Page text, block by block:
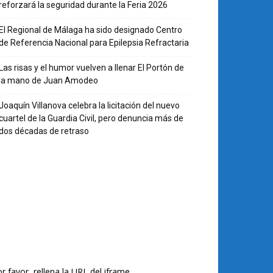
la seguridad durante la Feria 2026
Regional de Málaga ha sido designado Centro
Referencia Nacional para Epilepsia Refractaria
risas y el humor vuelven a llenar El Portón de
mano de Juan Amodeo
Villanova celebra la licitación del nuevo
de la Guardia Civil, pero denuncia más de
décadas de retraso